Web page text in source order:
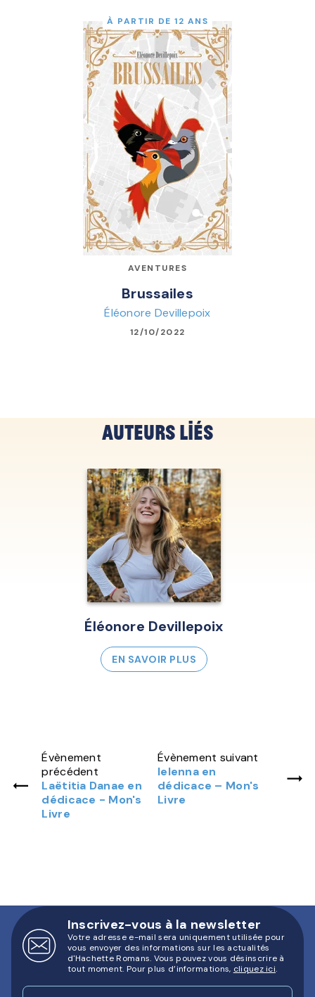
À PARTIR DE 12 ANS
AVENTURES
Brussailes
Éléonore Devillepoix
12/10/2022
Auteurs liés
Éléonore Devillepoix
EN SAVOIR PLUS
Évènement
précédent
Laëtitia Danae en
dédicace - Mon's
Livre
Évènement suivant
Ielenna en
dédicace – Mon's
Livre
Inscrivez-vous à la newsletter
Votre adresse e-mail sera uniquement utilisée pour
vous envoyer des informations sur les actualités
d'Hachette Romans. Vous pouvez vous désinscrire à
tout moment. Pour plus d’informations, cliquez ici.